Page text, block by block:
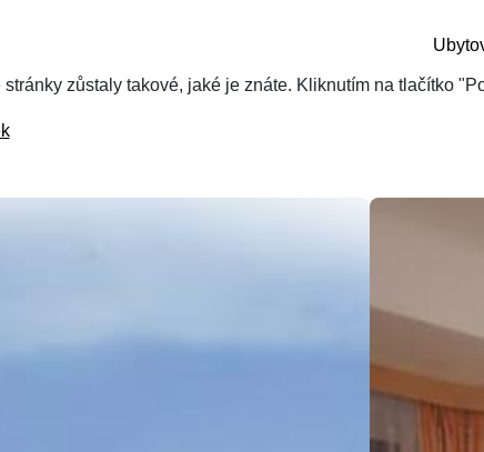
zůstaly takové, jaké je znáte. Kliknutím na tlačítko